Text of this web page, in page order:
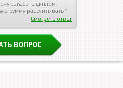
заказать диплом.
сумму рассчитывать?
Смотреть ответ
ВОПРОС